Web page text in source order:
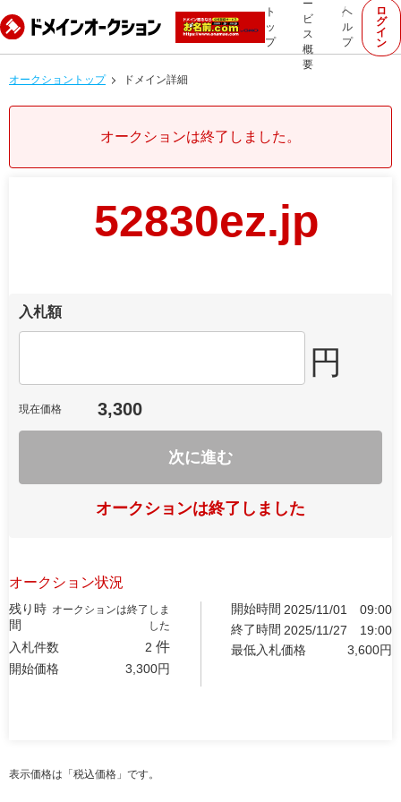
ト
ッ
プ
ー
ビ
ス
概
要
ヘ
ル
プ
ロ
グ
イ
ン
オークショントップ ドメイン詳細
オークションは終了しました。
52830ez.jp
入札額
円
現在価格 3,300
次に進む
オークションは終了しました
オークション状況
残り時
間
オークションは終了しま
した
入札件数 2 件
開始価格 3,300円
開始時間 2025/11/01
09:00
終了時間 2025/11/27
19:00
最低入札価格
3,600円
表示価格は「税込価格」です。